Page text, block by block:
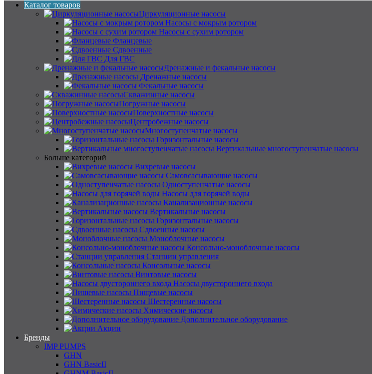
Каталог товаров
Циркуляционные насосы
Насосы с мокрым ротором
Насосы с сухим ротором
Фланцевые
Сдвоенные
Для ГВС
Дренажные и фекальные насосы
Дренажные насосы
Фекальные насосы
Скважинные насосы
Погружные насосы
Поверхностные насосы
Центробежные насосы
Многоступенчатые насосы
Горизонтальные насосы
Вертикальные многоступенчатые насосы
Больше категорий
Вихревые насосы
Самовсасывающие насосы
Одноступенчатые насосы
Насосы для горячей воды
Канализационные насосы
Вертикальные насосы
Горизонтальные насосы
Сдвоенные насосы
Моноблочные насосы
Консольно-моноблочные насосы
Станции управления
Консольные насосы
Винтовые насосы
Насосы двустороннего входа
Пищевые насосы
Шестеренные насосы
Химические насосы
Дополнительное оборудование
Акции
Бренды
IMP PUMPS
GHN
GHN BasicII